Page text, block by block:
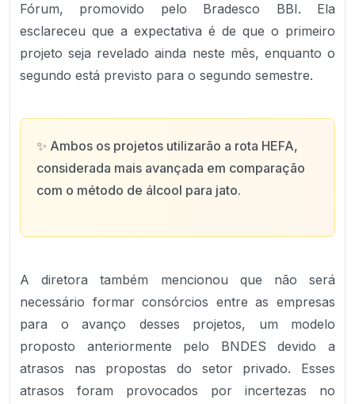
Fórum, promovido pelo Bradesco BBI. Ela
esclareceu que a expectativa é de que o primeiro
projeto seja revelado ainda neste mês, enquanto o
segundo está previsto para o segundo semestre.
✨ Ambos os projetos utilizarão a rota HEFA,
considerada mais avançada em comparação
com o método de álcool para jato.
A diretora também mencionou que não será
necessário formar consórcios entre as empresas
para o avanço desses projetos, um modelo
proposto anteriormente pelo BNDES devido a
atrasos nas propostas do setor privado. Esses
atrasos foram provocados por incertezas no